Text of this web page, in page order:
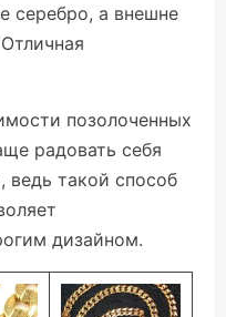
серебро, а внешне
позолоченных
радовать себя
такой способ
дизайном.